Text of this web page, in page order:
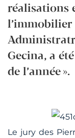
réalisations
l’immobilier
Gecina, a
de l’année ».
Le jury des